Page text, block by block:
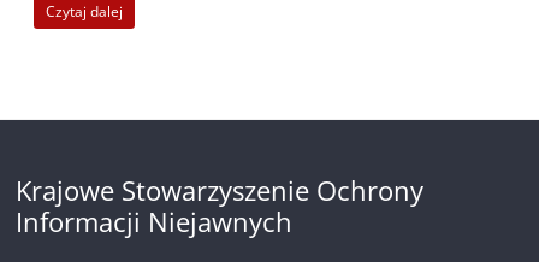
Czytaj dalej
Krajowe Stowarzyszenie Ochrony
Informacji Niejawnych